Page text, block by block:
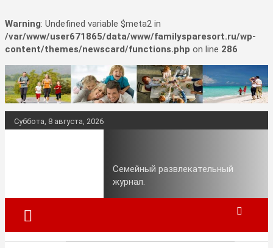
Warning: Undefined variable $meta2 in
/var/www/user671865/data/www/familysparesort.ru/wp-
content/themes/newscard/functions.php on line 286
Перейти
к
содержимому
Суббота, 8 августа, 2026
Семейный развлекательный
журнал.